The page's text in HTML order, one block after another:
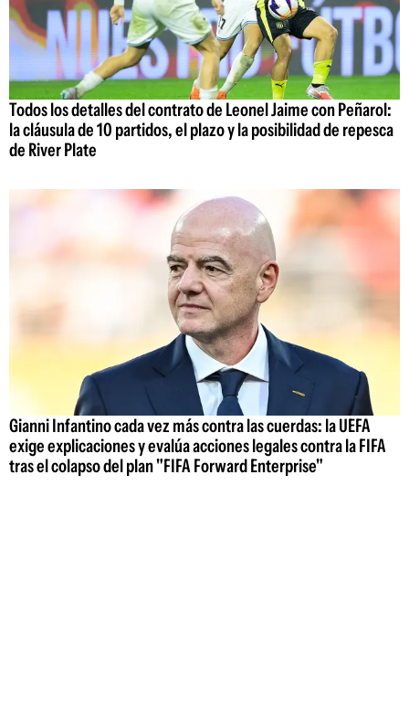
Todos los detalles del contrato de Leonel Jaime con Peñarol:
la cláusula de 10 partidos, el plazo y la posibilidad de repesca
de River Plate
Gianni Infantino cada vez más contra las cuerdas: la UEFA
exige explicaciones y evalúa acciones legales contra la FIFA
tras el colapso del plan "FIFA Forward Enterprise"